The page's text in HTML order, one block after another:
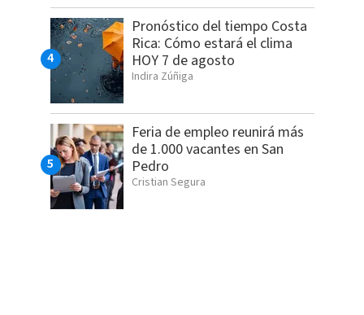
Pronóstico del tiempo Costa
Rica: Cómo estará el clima
HOY 7 de agosto
Indira Zúñiga
Feria de empleo reunirá más
de 1.000 vacantes en San
Pedro
Cristian Segura